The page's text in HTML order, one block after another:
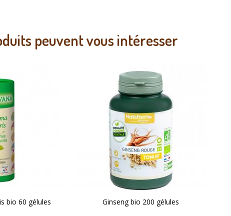
peuvent vous intéresser
bio 60 gélules Ginseng bio 200 gélules